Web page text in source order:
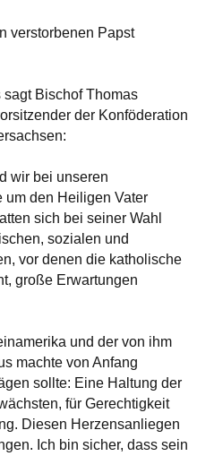
verstorbenen Papst
Bischof Thomas
der Konföderation
wir bei unseren
um den Heiligen Vater
sich bei seiner Wahl
sozialen und
vor denen die katholische
große Erwartungen
und der von ihm
machte von Anfang
sollte: Eine Haltung der
für Gerechtigkeit
Diesen Herzensanliegen
Ich bin sicher, dass sein